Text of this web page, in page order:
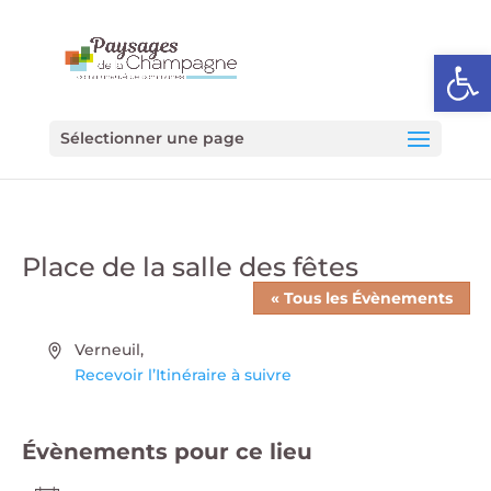
Ouvrir
Sélectionner une page
Place de la salle des fêtes
« Tous les Évènements
Adresse
Verneuil,
Recevoir l’Itinéraire à suivre
Évènements pour ce lieu